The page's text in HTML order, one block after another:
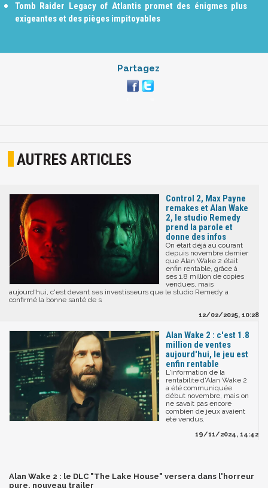
Tomb Raider Legacy of Atlantis promet des énigmes plus
exigeantes et des pièges impitoyables
Partagez
AUTRES ARTICLES
Control 2, Max Payne
remakes et Alan Wake
2, le studio Remedy
prend la parole et
donne des infos
On était déjà au courant
depuis novembre dernier
que Alan Wake 2 était
enfin rentable, grâce à
ses 1.8 million de copies
vendues, mais
aujourd'hui, c'est devant ses investisseurs que le studio Remedy a
confirmé la bonne santé de s
12/02/2025, 10:28
Alan Wake 2 : c'est 1.8
million de ventes
aujourd'hui, le jeu est
enfin rentable
L'information de la
rentabilité d'Alan Wake 2
a été communiquée
début novembre, mais on
ne savait pas encore
combien de jeux avaient
été vendus.
19/11/2024, 14:42
Alan Wake 2 : le DLC "The Lake House" versera dans l'horreur
pure, nouveau trailer